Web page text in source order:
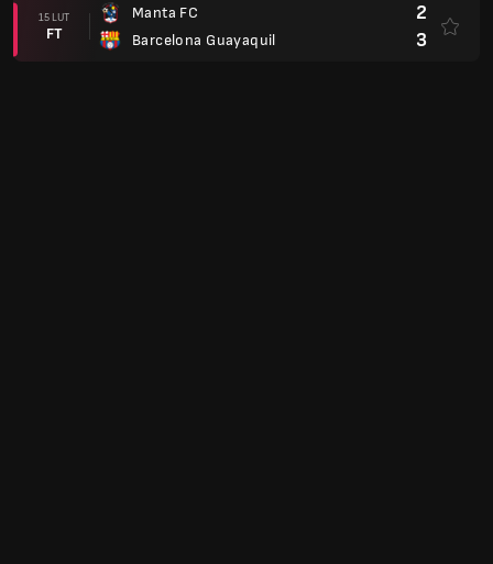
15 LUT
FT
Manta FC
Barcelona Guayaquil
2
3